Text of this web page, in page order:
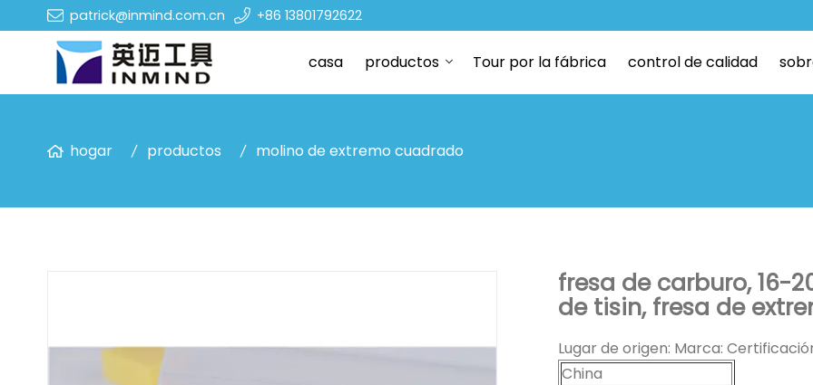
patrick@inmind.com.cn +86 13801792622
casa productos Tour por la fábrica control de calidad
hogar productos molino de extremo cuadrado
fresa de carburo, 16-
de tisin, fresa de
Lugar de origen: Marca:
China